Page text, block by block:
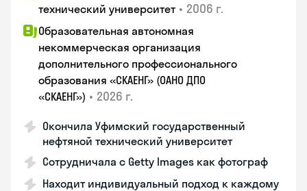
технический университет • 2006 г.
Образовательная автономная
некоммерческая организация
дополнительного профессионального
образования «СКАЕНГ» (ОАНО ДПО
«СКАЕНГ») • 2026 г.
Окончила Уфимский государственный
нефтяной технический университет
Сотрудничала с Getty Images как фотограф
Находит индивидуальный подход к каждому